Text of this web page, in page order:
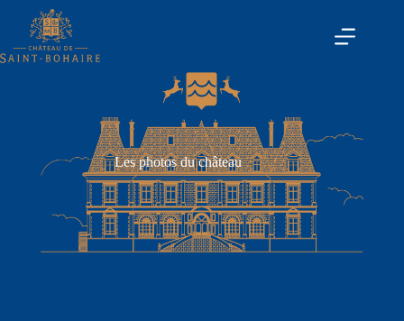
Les photos du château